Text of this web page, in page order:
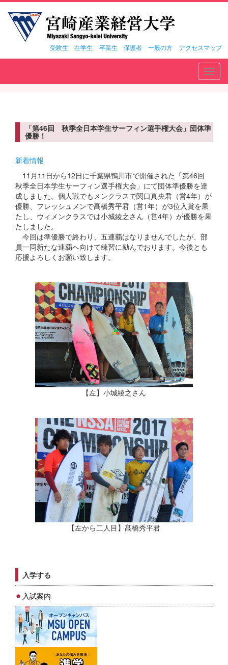
受験生 在学生 卒業生 保護者 一般の方 アクセスマップ
入学する
入試案内
「第46回 秋季全日本学生サーフィン選手権大会」団体準
優勝！
新着情報
11月11日から12日に千葉県鴨川市で開催された「第46回
秋季全日本学生サーフィン選手権大会」にて団体準優勝を達
成しました。個人戦でもメンクラスで関口真央君（営4年）が
優勝、フレッシュメンで髙橋秀平君（営1年）が3位入賞を果
たし、ウィメンクラスでは小城綾之さん（営4年）が優勝を果
たしました。
今回は準優勝で終わり、五連覇はなりませんでしたが、部
員一同新たな連覇へ向けて練習に励んでおります。今後とも
応援よろしくお願い致します。
【左】小城綾之さん
【左から二人目】髙橋秀平君